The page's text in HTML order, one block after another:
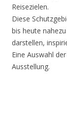
Reisezielen.
Diese
bis heute
darstellen,
Eine Auswahl
Ausstellung.